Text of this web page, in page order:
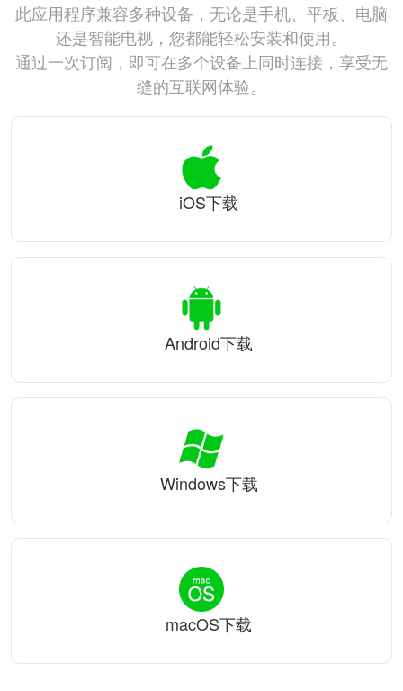
此应用程序兼容多种设备，无论是手机、平板、电脑
还是智能电视，您都能轻松安装和使用。
通过一次订阅，即可在多个设备上同时连接，享受无
缝的互联网体验。
iOS下载
Android下载
Windows下载
macOS下载